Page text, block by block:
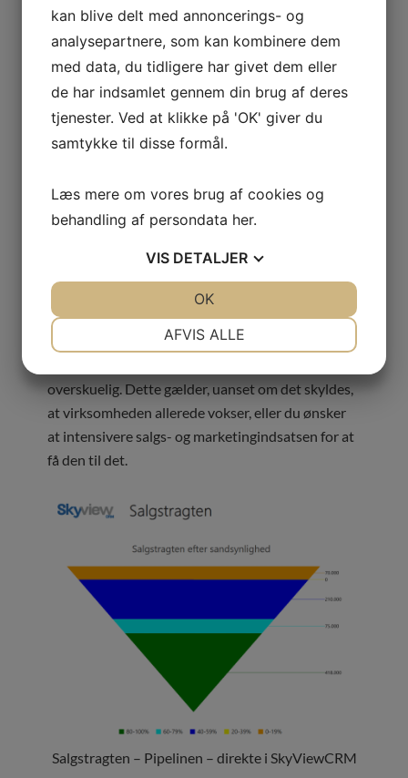
medarbejderne ikke mere aften efter aften og
opdaterer informationer. Alt er klappet og klar i
CRM systemet.
I SkyViewCRM får du en række funktioner, som du
kan tage i brug i den rækkefølge, du vil. Alle
funktionerne er tilgængelige for dig og dine
til eller fra alt efter, hvad I har behov for. På den
måde har din virksomhed stor bevægelsesfrihed i
SkyViewCRM gør det let for din virksomhed at
opgradere brugen af systemet, ved at begynde at
tage flere funktioner i brug for at gøre
overskuelig. Dette gælder, uanset om det skyldes,
at virksomheden allerede vokser, eller du ønsker
at intensivere salgs- og marketingindsatsen for at
få den til det.
Salgstragten – Pipelinen – direkte i SkyViewCRM
kan blive delt med annoncerings- og
analysepartnere, som kan kombinere dem
med data, du tidligere har givet dem eller
de har indsamlet gennem din brug af deres
tjenester. Ved at klikke på 'OK' giver du
samtykke til disse formål.
Læs mere om vores brug af cookies og
behandling af persondata her.
VIS DETALJER
MARKETING STATISTIK
AFVIS ALLE
OK